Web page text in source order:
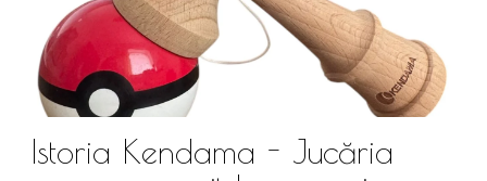
Istoria Kendama - Jucăria